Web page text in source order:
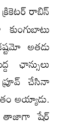
రాబిన్
అతడు
ఛాన్సులు
చేసినా
అయ్యాడు.
తాజాగా షేర్